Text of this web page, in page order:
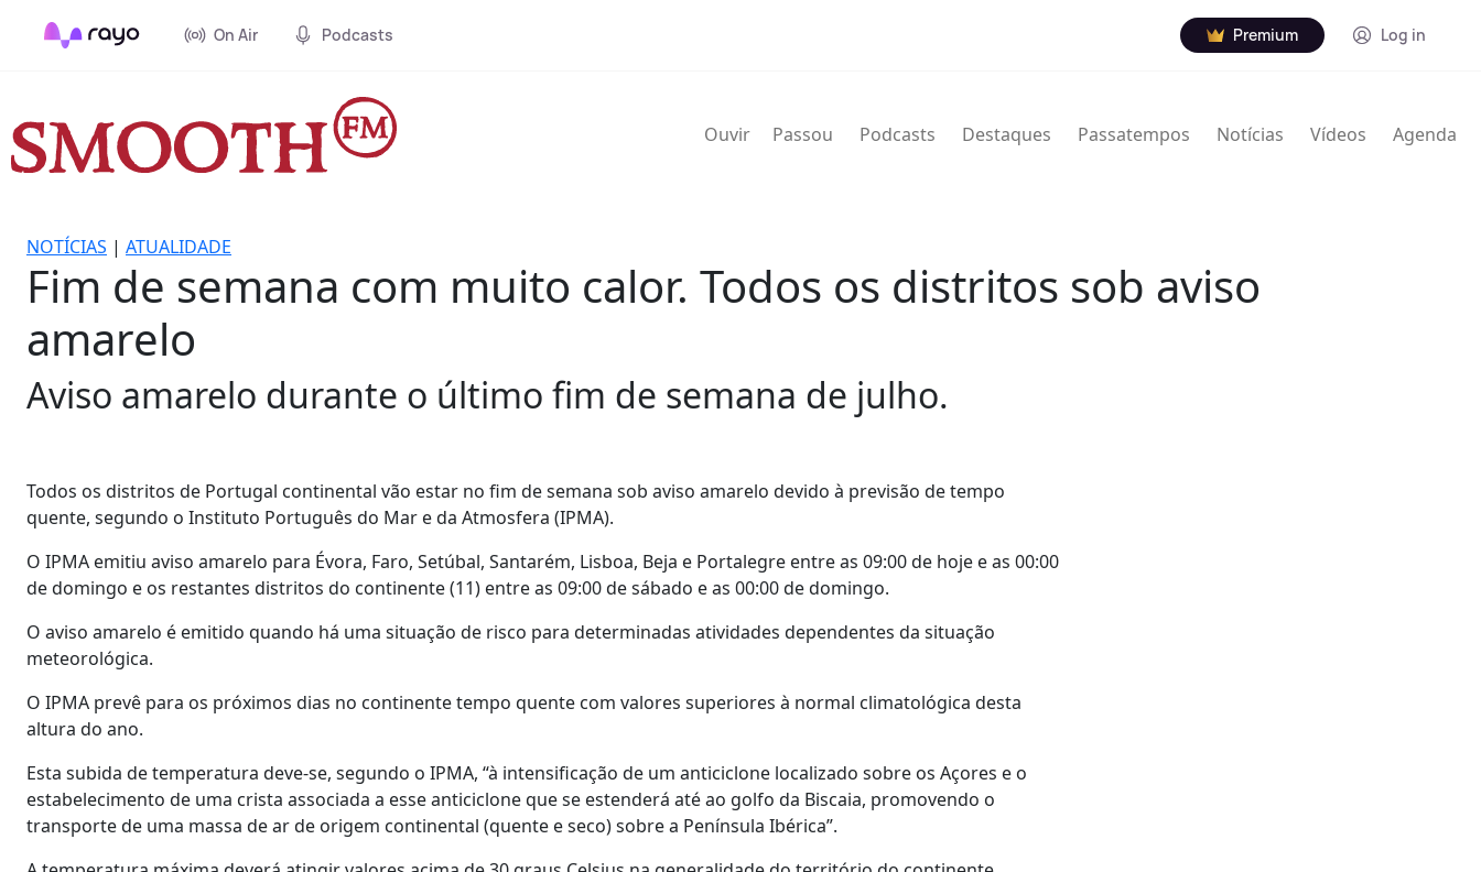
On Air Podcasts Premium Log in
Ouvir Passou Podcasts Destaques Passatempos Notícias Vídeos Agenda
NOTÍCIAS | ATUALIDADE
Fim de semana com muito calor. Todos os distritos sob aviso
amarelo
Aviso amarelo durante o último fim de semana de julho.
Todos os distritos de Portugal continental vão estar no fim de semana sob aviso amarelo devido à previsão de tempo
quente, segundo o Instituto Português do Mar e da Atmosfera (IPMA).
O IPMA emitiu aviso amarelo para Évora, Faro, Setúbal, Santarém, Lisboa, Beja e Portalegre entre as 09:00 de hoje e as 00:00
de domingo e os restantes distritos do continente (11) entre as 09:00 de sábado e as 00:00 de domingo.
O aviso amarelo é emitido quando há uma situação de risco para determinadas atividades dependentes da situação
meteorológica.
O IPMA prevê para os próximos dias no continente tempo quente com valores superiores à normal climatológica desta
altura do ano.
Esta subida de temperatura deve-se, segundo o IPMA, “à intensificação de um anticiclone localizado sobre os Açores e o
estabelecimento de uma crista associada a esse anticiclone que se estenderá até ao golfo da Biscaia, promovendo o
transporte de uma massa de ar de origem continental (quente e seco) sobre a Península Ibérica”.